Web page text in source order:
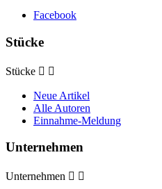
Facebook
Stücke
Stücke  
Neue Artikel
Alle Autoren
Einnahme-Meldung
Unternehmen
Unternehmen  